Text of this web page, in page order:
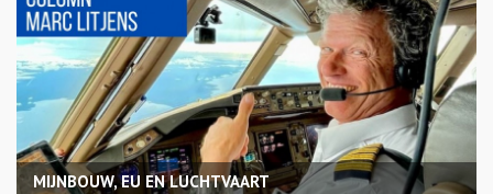
MIJNBOUW, EU EN LUCHTVAART